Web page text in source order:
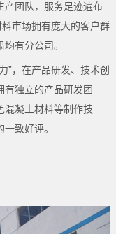
产团队，服务足迹遍布
市场拥有庞大的客户群
有分公司。
，在产品研发、技术创
有独立的产品研发团
混凝土材料等制作技
致好评。